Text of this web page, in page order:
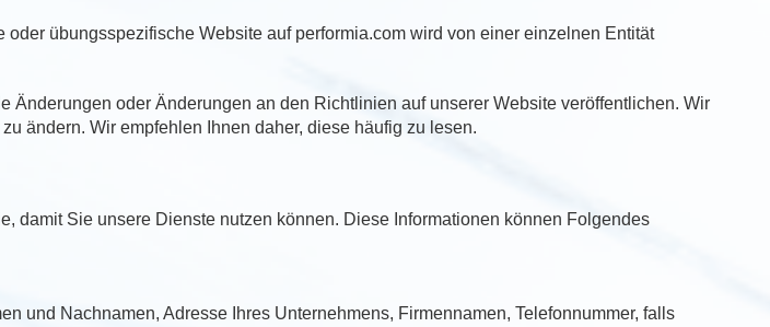
übungsspezifische Website auf performia.com wird von einer einzelnen Entität
Änderungen oder Änderungen an den Richtlinien auf unserer Website veröffentlichen. Wir
ändern. Wir empfehlen Ihnen daher, diese häufig zu lesen.
damit Sie unsere Dienste nutzen können. Diese Informationen können Folgendes
und Nachnamen, Adresse Ihres Unternehmens, Firmennamen, Telefonnummer, falls